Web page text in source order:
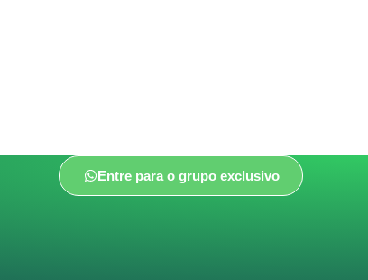
Entre para o grupo exclusivo